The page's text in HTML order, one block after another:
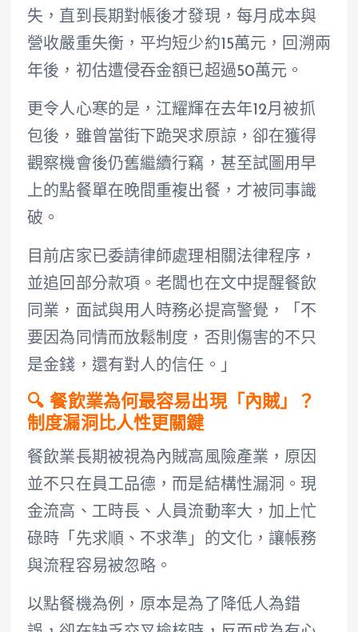
失，直到長期對帳後才發現，每月成本與
營收嚴重失衡，平均短少約15萬元，回溯兩
年後，初估遭侵吞金額已超過50萬元。
更令人心寒的是，江耀輝在去年12月被抓
包後，雖曾當街下跪哭求原諒，卻在獲得
觀察機會後仍舊繼續行竊，甚至試圖用早
上的點餐單在晚間重複出餐，才被同事識
破。
目前店家已委請律師處理相關法律程序，
並追回部分款項。老闆也在文中提醒餐飲
同業，面試與用人時務必提高警覺，「不
要因為同情而放鬆制度，否則傷害的不只
是金錢，還有對人的信任。」
🔍 餐飲業為何最容易出現「內賊」？
制度漏洞比人性更關鍵
餐飲業長期被視為內賊高風險產業，原因
並不只在員工品德，而是結構性漏洞。現
金流高、工時長、人員流動率大，加上忙
碌時「先求順、不求準」的文化，讓帳務
與流程容易被忽略。
以點餐機為例，原本是為了降低人為錯